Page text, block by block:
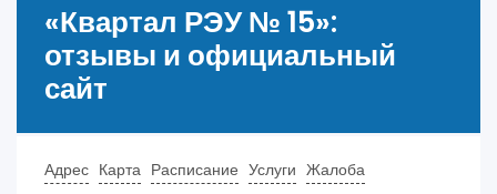
«‎Квартал РЭУ № 15»‎:
отзывы и официальный
сайт
Адрес Карта Расписание Услуги Жалоба